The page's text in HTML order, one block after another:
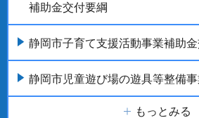
補助金交付要綱
静岡市子育て支援活動事業補助
静岡市児童遊び場の遊具等整備
もっとみる